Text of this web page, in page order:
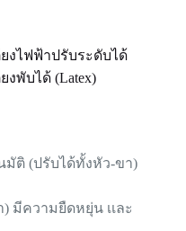
ยงไฟฟ้าปรับระดับได้
งพับได้ (Latex)
มัติ (ปรับได้ทั้งหัว-ขา)
) มีความยืดหยุ่น เเละ